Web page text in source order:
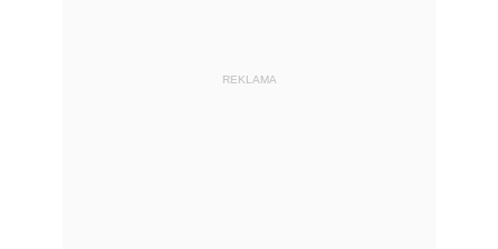
REKLAMA